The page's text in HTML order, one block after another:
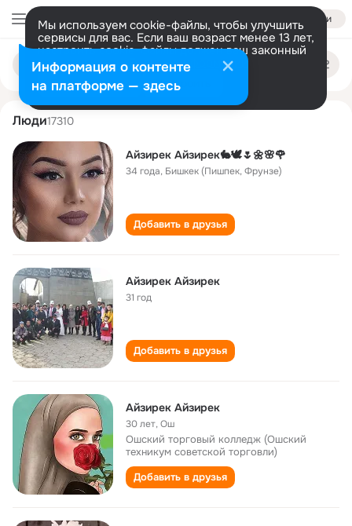
Войти
Мы используем cookie-файлы, чтобы улучшить
сервисы для вас. Если ваш возраст менее 13 лет,
настроить cookie-файлы должен ваш законный
представитель. Больше информации
Разрешить все Настроить
Поиск
людям
ayzirek ayzirek
Люди17310
Айзирек Айзирек🐇🕊🌷🌼🌸🌹
34 года, Бишкек (Пишпек, Фрунзе)
Добавить в друзья
Айзирек Айзирек
31 год
Добавить в друзья
Айзирек Айзирек
30 лет,Ош
Ошский торговый колледж (Ошский
техникум советской торговли)
Добавить в друзья
Информация о контенте
на платформе — здесь